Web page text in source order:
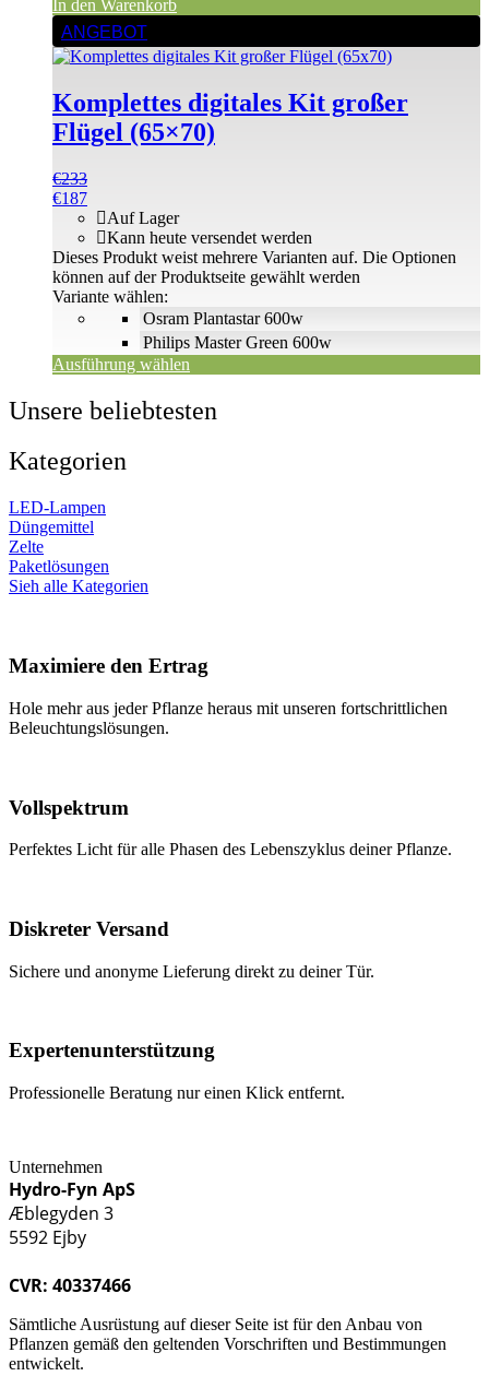
In den Warenkorb
ANGEBOT
Komplettes digitales Kit großer
Flügel (65×70)
€233
€187
Osram Plantastar 600w
Philips Master Green 600w
Auf Lager
Kann heute versendet werden
Variante wählen:
Ausführung wählen
Dieses Produkt weist mehrere Varianten auf. Die Optionen
können auf der Produktseite gewählt werden
Unsere beliebtesten
Kategorien
LED-Lampen
Düngemittel
Zelte
Paketlösungen
Sieh alle Kategorien
Maximiere den Ertrag
Hole mehr aus jeder Pflanze heraus mit unseren fortschrittlichen
Beleuchtungslösungen.
Vollspektrum
Perfektes Licht für alle Phasen des Lebenszyklus deiner Pflanze.
Diskreter Versand
Sichere und anonyme Lieferung direkt zu deiner Tür.
Expertenunterstützung
Professionelle Beratung nur einen Klick entfernt.
Unternehmen
Hydro-Fyn ApS
Æblegyden 3
5592 Ejby
CVR: 40337466
Sämtliche Ausrüstung auf dieser Seite ist für den Anbau von
Pflanzen gemäß den geltenden Vorschriften und Bestimmungen
entwickelt.